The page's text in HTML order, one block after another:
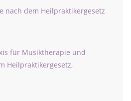
nach dem Heilpraktikergesetz
für Musiktherapie und
Heilpraktikergesetz,